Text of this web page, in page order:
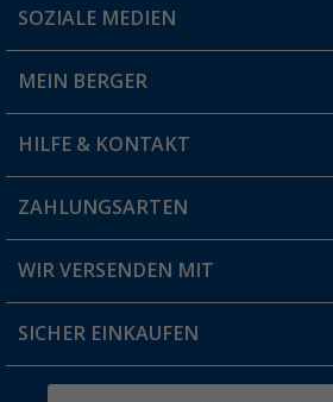
Du hast eine Frage?
Filiale finden
SOZIALE MEDIEN
MEIN BERGER
Vorteilskarte
Blog
Jobs & Karriere
HILFE & KONTAKT
FAQ & Kontakt
Versandinformationen
Rücksendung
ZAHLUNGSARTEN
WIR VERSENDEN MIT
SICHER EINKAUFEN